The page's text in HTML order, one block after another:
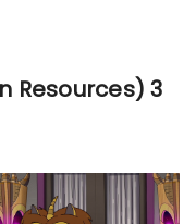
Resources) 3